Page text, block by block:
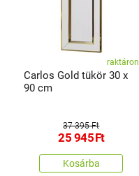
raktáron
Carlos Gold tükör 30 x
90 cm
37 395 Ft
25 945Ft
Kosárba